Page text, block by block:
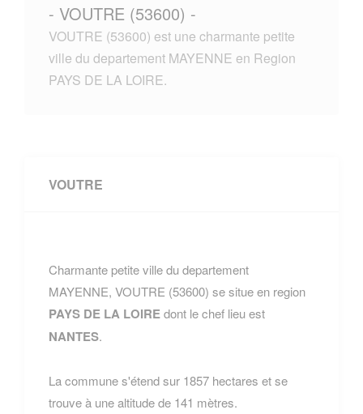
- VOUTRE (53600) -
VOUTRE (53600) est une charmante petite
ville du departement MAYENNE en Region
PAYS DE LA LOIRE.
VOUTRE
Charmante petite ville du departement
MAYENNE, VOUTRE (53600) se situe en region
PAYS DE LA LOIREdont le chef lieu est
NANTES.
La commune s'étend sur 1857 hectares et se
trouve à une altitude de 141 mètres.